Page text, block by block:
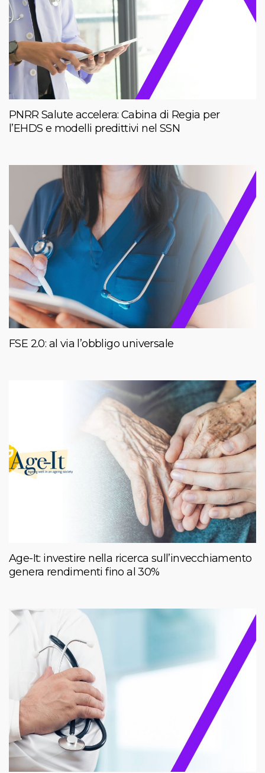
PNRR Salute accelera: Cabina di Regia per
l’EHDS e modelli predittivi nel SSN
FSE 2.0: al via l’obbligo universale
Age-It: investire nella ricerca sull’invecchiamento
genera rendimenti fino al 30%